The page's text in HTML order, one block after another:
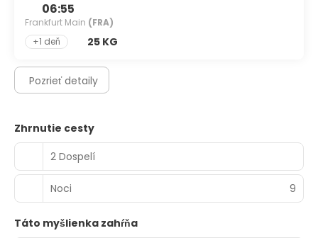
06:55
Frankfurt Main (FRA)
+1 deň
25 KG
Pozrieť detaily
Zhrnutie cesty
2 Dospelí
Noci 9
Táto myšlienka zahŕňa